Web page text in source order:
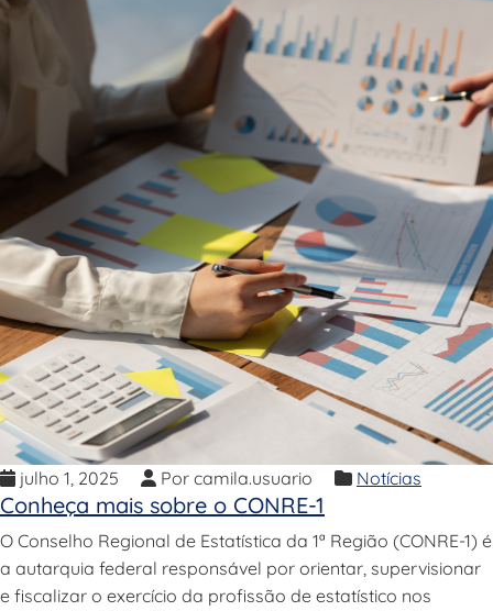
julho 1, 2025 Por camila.usuario Notícias
Conheça mais sobre o CONRE-1
O Conselho Regional de Estatística da 1ª Região (CONRE-1) é
a autarquia federal responsável por orientar, supervisionar
e fiscalizar o exercício da profissão de estatístico nos